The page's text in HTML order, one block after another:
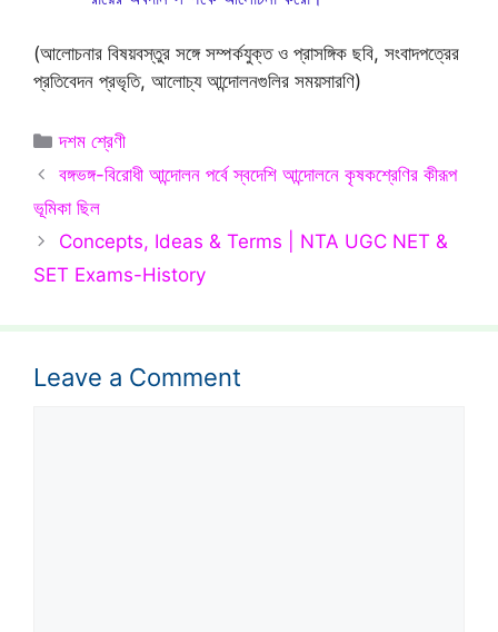
(আলোচনার বিষয়বস্তুর সঙ্গে সম্পর্কযুক্ত ও প্রাসঙ্গিক ছবি, সংবাদপত্রের
প্রতিবেদন প্রভৃতি, আলোচ্য আন্দোলনগুলির সময়সারণি)
Categories
দশম শ্রেণী
বঙ্গভঙ্গ-বিরোধী আন্দোলন পর্বে স্বদেশি আন্দোলনে কৃষকশ্রেণির কীরূপ
ভূমিকা ছিল
Concepts, Ideas & Terms | NTA UGC NET &
SET Exams-History
Leave a Comment